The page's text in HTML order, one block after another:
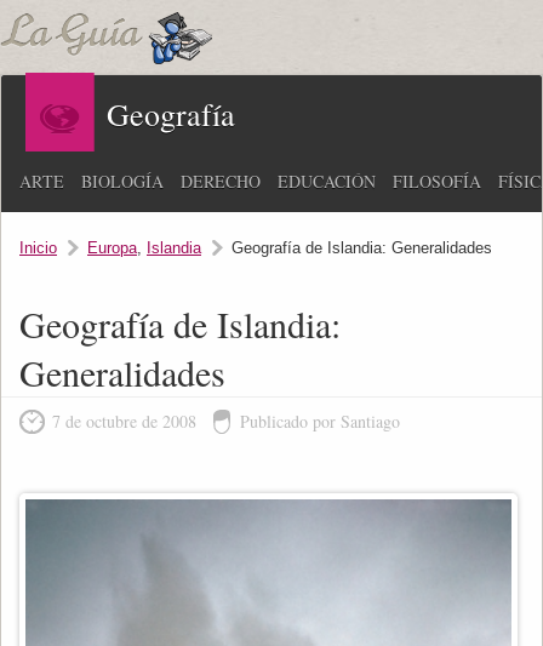
Geografía
ARTE BIOLOGÍA DERECHO EDUCACIÓN FILOSOFÍA
Inicio Europa, Islandia Geografía de Islandia: Generalidades
Geografía de Islandia:
Generalidades
7 de octubre de 2008 Publicado por Santiago